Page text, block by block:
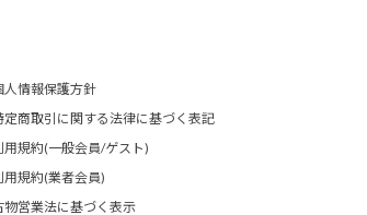
人情報保護方針
定商取引に関する法律に基づく表記
用規約(一般会員/ゲスト)
用規約(業者会員)
物営業法に基づく表示